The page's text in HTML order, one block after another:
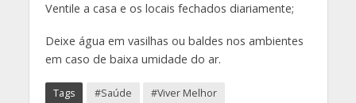
Ventile a casa e os locais fechados diariamente;
Deixe água em vasilhas ou baldes nos ambientes
em caso de baixa umidade do ar.
Tags #Saúde #Viver Melhor